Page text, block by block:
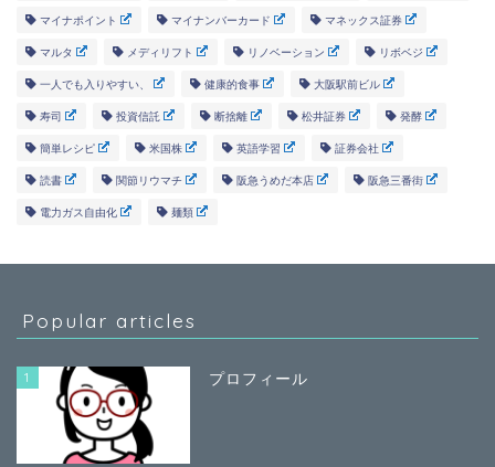
マイナポイント マイナンバーカード マネックス証券
マルタ メディリフト リノベーション リボベジ
一人でも入りやすい、 健康的食事 大阪駅前ビル
寿司 投資信託 断捨離 松井証券 発酵
簡単レシピ 米国株 英語学習 証券会社
読書 関節リウマチ 阪急うめだ本店 阪急三番街
電力ガス自由化 麺類
Popular articles
1 プロフィール